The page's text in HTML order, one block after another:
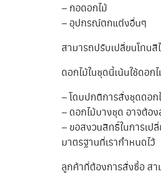
– กอดอกไม้
– อุปกรณ์ตกแต่งอื่นๆ
สามารถปรับเปลี่ยนโทน
ดอกไม้ในชุดนี้เน้นใช้ดอ
– โดบปกติการสั่งชุดดอก
– ดอกไม้บางชุด อาจต้อ
– ขอสงวนสิทธิ์ในการเป
มาตรฐานที่เรากำหนดไว้
ลูกค้าที่ต้องการสั่งซื้อ สา